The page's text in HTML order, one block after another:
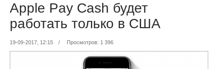
Apple Pay Cash будет
работать только в США
19-09-2017, 12:15 / Просмотров: 1 396